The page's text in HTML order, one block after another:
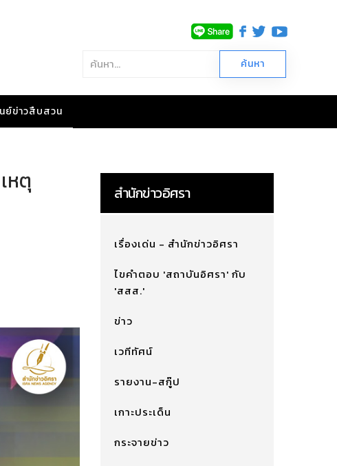
ย์ข่าวสืบสวน
หตุ สำนักข่าวอิศรา
เรื่องเด่น - สำนักข่าวอิศรา
ไขคำตอบ 'สถาบันอิศรา' กับ
'สสส.'
ข่าว
เวทีทัศน์
รายงาน-สกู๊ป
เกาะประเด็น
กระจายข่าว